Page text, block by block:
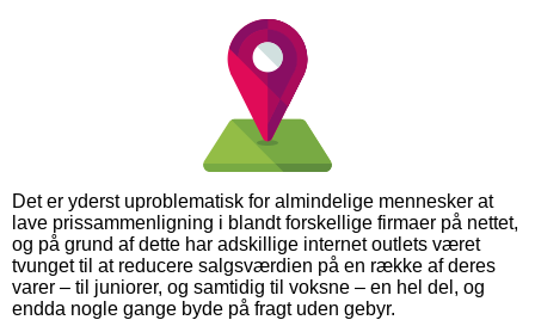
Det er yderst uproblematisk for almindelige mennesker at
lave prissammenligning i blandt forskellige firmaer på nettet,
og på grund af dette har adskillige internet outlets været
tvunget til at reducere salgsværdien på en række af deres
varer – til juniorer, og samtidig til voksne – en hel del, og
endda nogle gange byde på fragt uden gebyr.